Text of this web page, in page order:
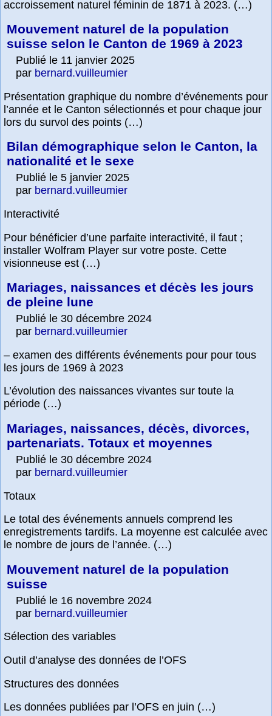
accroissement naturel féminin de 1871 à 2023. (…)
Mouvement naturel de la population
suisse selon le Canton de 1969 à 2023
Publié le 11 janvier 2025
par bernard.vuilleumier
Présentation graphique du nombre d’événements pour
l’année et le Canton sélectionnés et pour chaque jour
lors du survol des points (…)
Bilan démographique selon le Canton, la
nationalité et le sexe
Publié le 5 janvier 2025
par bernard.vuilleumier
Interactivité
Pour bénéficier d’une parfaite interactivité, il faut ;
installer Wolfram Player sur votre poste. Cette
visionneuse est (…)
Mariages, naissances et décès les jours
de pleine lune
Publié le 30 décembre 2024
par bernard.vuilleumier
– examen des différents événements pour pour tous
les jours de 1969 à 2023
L’évolution des naissances vivantes sur toute la
période (…)
Mariages, naissances, décès, divorces,
partenariats. Totaux et moyennes
Publié le 30 décembre 2024
par bernard.vuilleumier
Totaux
Le total des événements annuels comprend les
enregistrements tardifs. La moyenne est calculée avec
le nombre de jours de l’année. (…)
Mouvement naturel de la population
suisse
Publié le 16 novembre 2024
par bernard.vuilleumier
Sélection des variables
Outil d’analyse des données de l’OFS
Structures des données
Les données publiées par l’OFS en juin (…)